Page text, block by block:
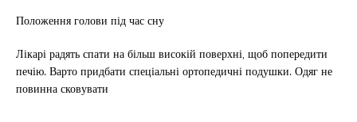
Положення голови під час сну
Лікарі радять спати на більш високій поверхні, щоб попередити
печію. Варто придбати спеціальні ортопедичні подушки. Одяг не
повинна сковувати